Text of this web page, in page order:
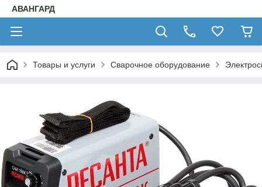
АВАНГАРД
Товары и услуги Сварочное оборудование